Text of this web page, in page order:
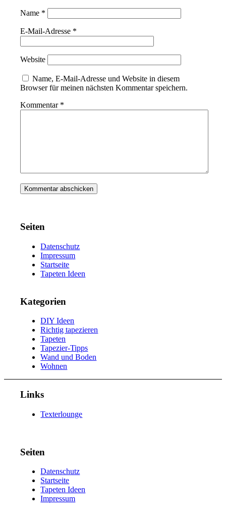
Name *
E-Mail-Adresse *
Website
Name, E-Mail-Adresse und Website in diesem
Browser für meinen nächsten Kommentar speichern.
Kommentar *
Seiten
Datenschutz
Impressum
Startseite
Tapeten Ideen
Kategorien
DIY Ideen
Richtig tapezieren
Tapeten
Tapezier-Tipps
Wand und Boden
Wohnen
Links
Texterlounge
Seiten
Datenschutz
Startseite
Tapeten Ideen
Impressum